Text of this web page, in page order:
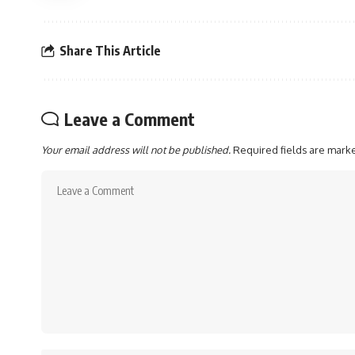
Share This Article
Leave a Comment
Your email address will not be published.Required fields are